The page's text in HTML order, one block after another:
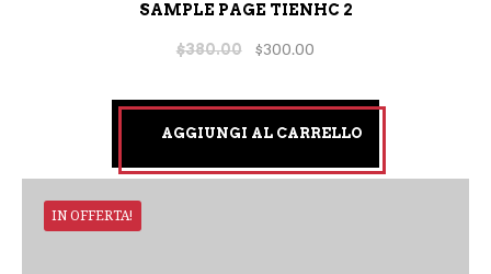
SAMPLE PAGE TIENHC 2
$380.00 $300.00
AGGIUNGI AL CARRELLO
IN OFFERTA!